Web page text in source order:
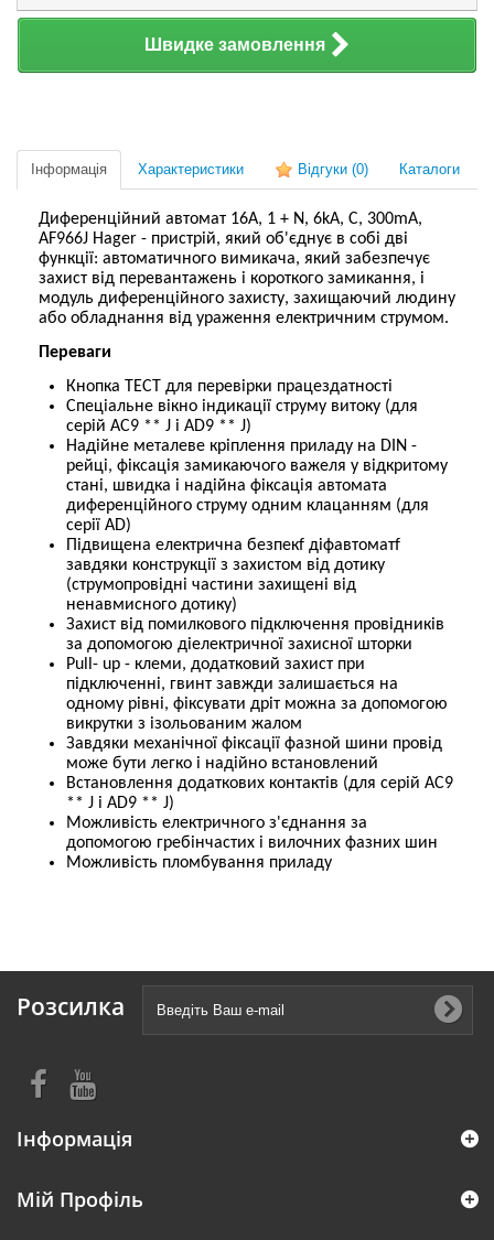
Швидке замовлення
Інформація Характеристики Відгуки (0) Каталоги
Диференційний автомат 16А, 1 + N, 6kA, C, 300mA,
AF966J Hager - пристрій, який об'єднує в собі дві
функції: автоматичного вимикача, який забезпечує
захист від перевантажень і короткого замикання, і
модуль диференційного захисту, захищаючий людину
або обладнання від ураження електричним струмом.
Переваги
Кнопка ТЕСТ для перевірки працездатності
Спеціальне вікно індикації струму витоку (для
серій АС9 ** J і AD9 ** J)
Надійне металеве кріплення приладу на DIN -
рейці, фіксація замикаючого важеля у відкритому
стані, швидка і надійна фіксація автомата
диференційного струму одним клацанням (для
серії AD)
Підвищена електрична безпекf діфавтоматf
завдяки конструкції з захистом від дотику
(струмопровідні частини захищені від
ненавмисного дотику)
Захист від помилкового підключення провідників
за допомогою діелектричної захисної шторки
Pull- up - клеми, додатковий захист при
підключенні, гвинт завжди залишається на
одному рівні, фіксувати дріт можна за допомогою
викрутки з ізольованим жалом
Завдяки механічної фіксації фазной шини провід
може бути легко і надійно встановлений
Встановлення додаткових контактів (для серій АС9
** J і AD9 ** J)
Можливість електричного з'єднання за
допомогою гребінчастих і вилочних фазних шин
Можливість пломбування приладу
Розсилка
Інформація
Мій Профіль